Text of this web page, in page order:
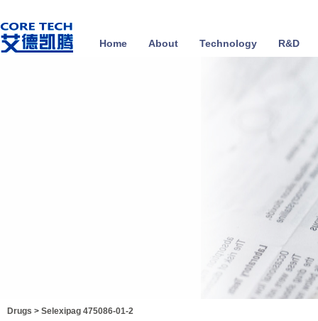
Home About Technology R&D
Drugs > Selexipag 475086-01-2